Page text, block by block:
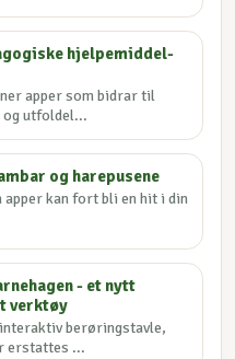
hjelpemiddel-
apper som bidrar til
utfoldel...
og harepusene
apper kan fort bli en hit i din
- et nytt
verktøy
berøringstavle,
erstattes ...